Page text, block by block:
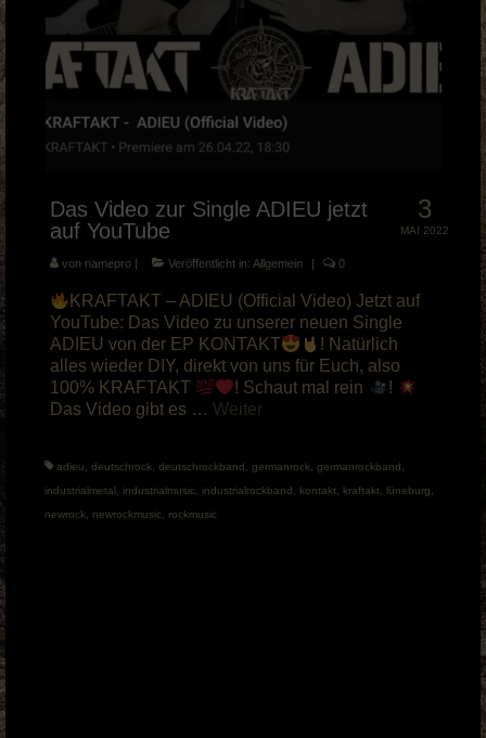
KRAFTAKT YouTube
KRAFTAKT Instagram
3
MAI 2022
Das Video zur Single ADIEU jetzt
auf YouTube
von namepro | Veröffentlicht in: Allgemein | 0
KRAFTAKT – ADIEU (Official Video) Jetzt auf
YouTube: Das Video zu unserer neuen Single
ADIEU von der EP KONTAKT
! Natürlich
alles wieder DIY, direkt von uns für Euch, also
100% KRAFTAKT
! Schaut mal rein
!
Das Video gibt es … Weiter
adieu deutschrock deutschrockband germanrock germanrockband
industrialmetal
industrialmusic industrialrockband kontakt kraftakt lüneburg
newrock
newrockmusic rockmusic